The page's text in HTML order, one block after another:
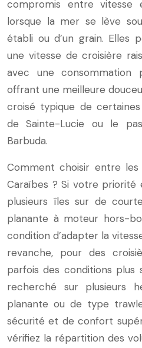
compromis entre vitesse
lorsque la mer se lève
établi ou d’un grain. Elles
une vitesse de croisière
avec une consommation
offrant une meilleure
croisé typique de
de Sainte-Lucie ou le
Barbuda.
Comment choisir entre les
Caraïbes ? Si votre
plusieurs îles sur de
planante à moteur hors-
condition d’adapter la
revanche, pour des
parfois des conditions
recherché sur plusieurs
planante ou de type
sécurité et de confort
vérifiez la répartition des